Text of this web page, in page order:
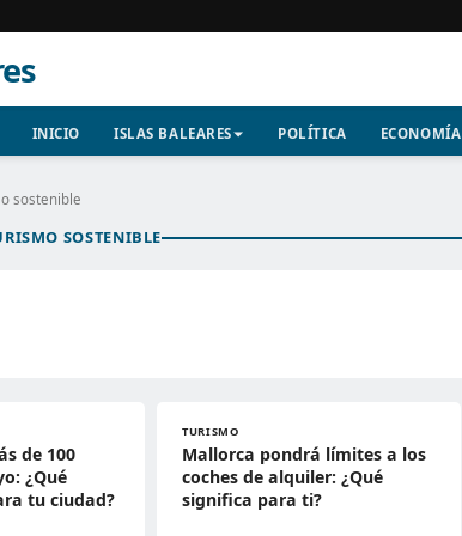
INICIO ISLAS BALEARES POLÍTICA ECONOMÍA
sostenible
SOSTENIBLE
de 100
¿Qué
tu ciudad?
TURISMO
Mallorca pondrá límites a los
coches de alquiler: ¿Qué
significa para ti?